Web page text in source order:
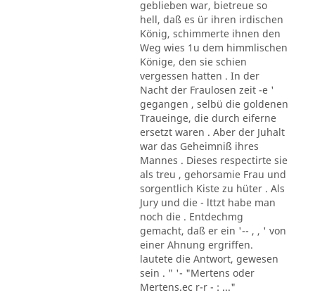
geblieben war, bietreue so
hell, daß es ür ihren irdischen
König, schimmerte ihnen den
Weg wies 1u dem himmlischen
Könige, den sie schien
vergessen hatten . In der
Nacht der Fraulosen zeit -e '
gegangen , selbü die goldenen
Traueinge, die durch eiferne
ersetzt waren . Aber der Juhalt
war das Geheimniß ihres
Mannes . Dieses respectirte sie
als treu , gehorsamie Frau und
sorgentlich Kiste zu hüter . Als
Jury und die - lttzt habe man
noch die . Entdechmg
gemacht, daß er ein '-- , , ' von
einer Ahnung ergriffen.
lautete die Antwort, gewesen
sein . " '- "Mertens oder
Mertens.ec r-r - : ..."